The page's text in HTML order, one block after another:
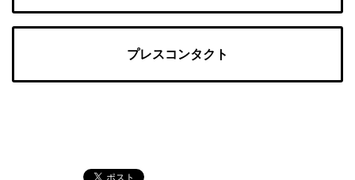
プレスコンタクト